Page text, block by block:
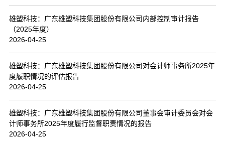
雄塑科技：广东雄塑科技集团股份有限公司内部控制审计报告
（2025年度）
2026-04-25
雄塑科技：广东雄塑科技集团股份有限公司对会计师事务所2025年
度履职情况的评估报告
2026-04-25
雄塑科技：广东雄塑科技集团股份有限公司董事会审计委员会对会
计师事务所2025年度履行监督职责情况的报告
2026-04-25